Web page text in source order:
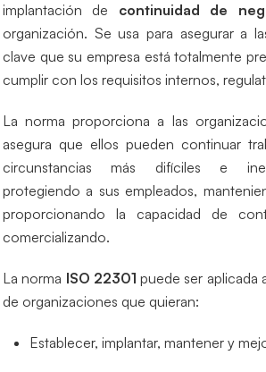
implantación de continuidad de
organización. Se usa para asegurar a
clave que su empresa está totalmente
cumplir con los requisitos internos,
La norma proporciona a las
asegura que ellos pueden continuar
circunstancias más difíciles e
protegiendo a sus empleados,
proporcionando la capacidad de
comercializando.
La norma ISO 22301 puede ser aplicada
de organizaciones que quieran:
Establecer, implantar, mantener y